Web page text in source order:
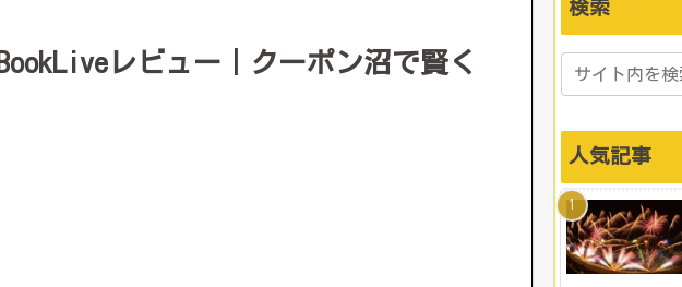
レビュー｜クーポン沼で賢く
検索
人気記事